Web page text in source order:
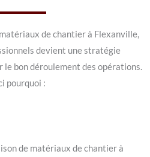
de chantier à Flexanville,
devient une stratégie
bon déroulement des opérations.
pourquoi :
de matériaux de chantier à